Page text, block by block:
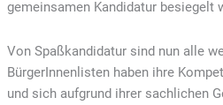
gemeinsamen Kandidatur besiegelt
Von Spaßkandidatur sind nun alle
BürgerInnenlisten haben ihre
und sich aufgrund ihrer sachlichen